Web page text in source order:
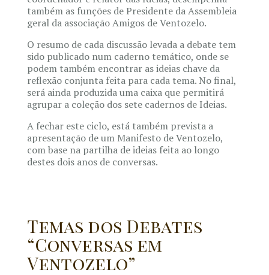
também as funções de Presidente da Assembleia
geral da associação Amigos de Ventozelo.
O resumo de cada discussão levada a debate tem
sido publicado num caderno temático, onde se
podem também encontrar as ideias chave da
reflexão conjunta feita para cada tema. No final,
será ainda produzida uma caixa que permitirá
agrupar a coleção dos sete cadernos de Ideias.
A fechar este ciclo, está também prevista a
apresentação de um Manifesto de Ventozelo,
com base na partilha de ideias feita ao longo
destes dois anos de conversas.
Temas dos Debates
“Conversas em
Ventozelo”